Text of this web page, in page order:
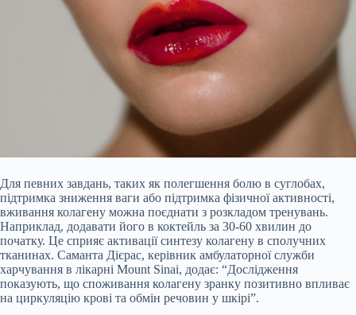
Для певних завдань, таких як полегшення болю в суглобах,
підтримка зниження ваги або підтримка фізичної активності,
вживання колагену можна поєднати з розкладом тренувань.
Наприклад, додавати його в коктейль за 30-60 хвилин до
початку. Це сприяє активації синтезу колагену в сполучних
тканинах. Саманта Дієрас, керівник амбулаторної служби
харчування в лікарні Mount Sinai, додає: “Дослідження
показують, що споживання колагену зранку позитивно впливає
на циркуляцію крові та обмін речовин у шкірі”.